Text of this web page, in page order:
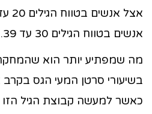
אנשים בטווח הגילים 30 עד 39.
מה שמפתיע יותר הוא
כאשר למעשה קבוצת הגיל הזו